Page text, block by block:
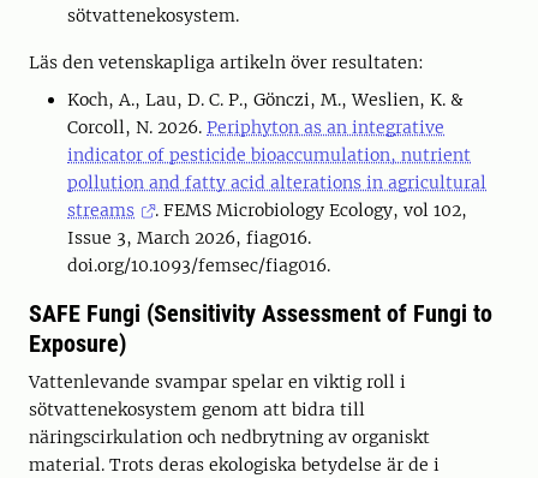
sötvattenekosystem.
Läs den vetenskapliga artikeln över resultaten:
Koch, A., Lau, D. C. P., Gönczi, M., Weslien, K. &
Corcoll, N. 2026. Periphyton as an integrative
indicator of pesticide bioaccumulation, nutrient
pollution and fatty acid alterations in agricultural
streams
. FEMS Microbiology Ecology, vol 102,
Issue 3, March 2026, fiag016.
doi.org/10.1093/femsec/fiag016.
SAFE Fungi (Sensitivity Assessment of Fungi to
Exposure)
Vattenlevande svampar spelar en viktig roll i
sötvattenekosystem genom att bidra till
näringscirkulation och nedbrytning av organiskt
material. Trots deras ekologiska betydelse är de i